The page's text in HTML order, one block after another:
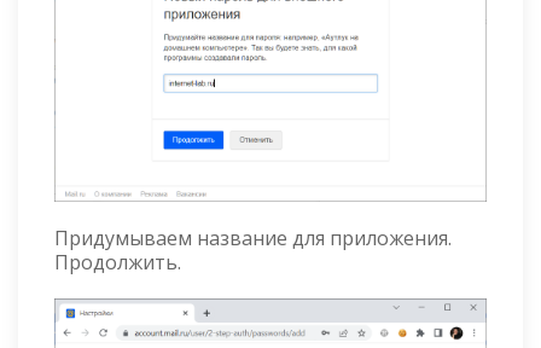
Придумываем название для приложения.
Продолжить.